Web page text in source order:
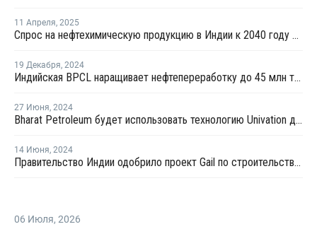
11 Апреля, 2025
Спрос на нефтехимическую продукцию в Индии к 2040 году может вырасти до 80 млн тонн
19 Декабря, 2024
Индийская BPCL наращивает нефтепереработку до 45 млн тонн в год к 2028 году
27 Июня, 2024
Bharat Petroleum будет использовать технологию Univation для производства полиэтилена в Индии
14 Июня, 2024
Правительство Индии одобрило проект Gail по строительству крекинг-установки
06 Июля, 2026